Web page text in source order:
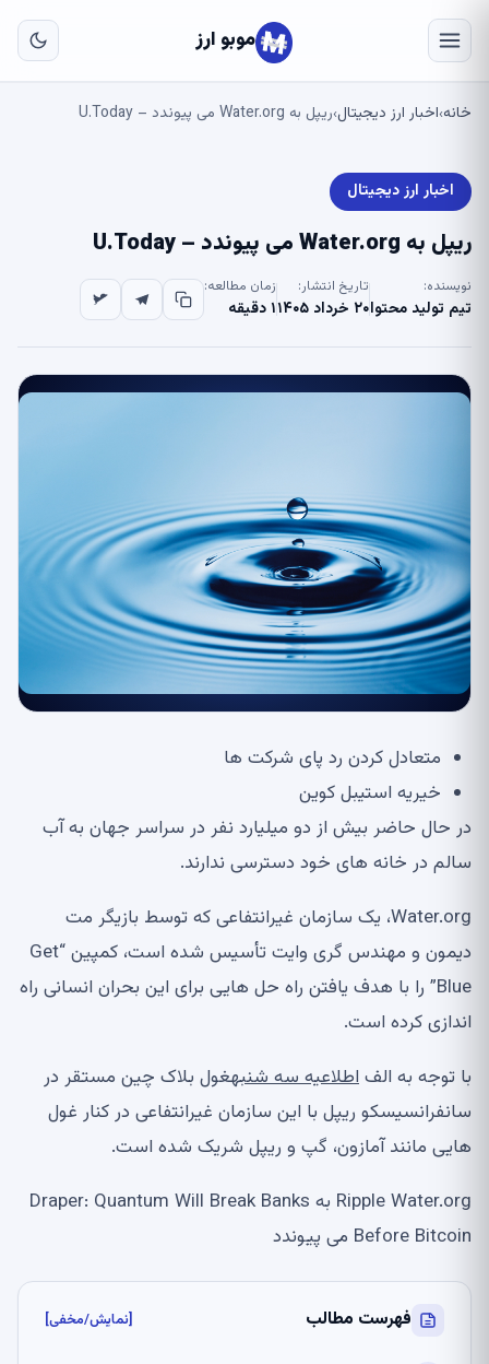
موبو ارز
خانه›اخبار ارز دیجیتال›ریپل به Water.org می پیوندد – U.Today
اخبار ارز دیجیتال
ریپل به Water.org می پیوندد – U.Today
نویسنده:
تیم تولید محتوا
تاریخ انتشار:
۲۰ خرداد ۱۴۰۵
زمان مطالعه:
۱ دقیقه
متعادل کردن رد پای شرکت ها
خیریه استیبل کوین
در حال حاضر بیش از دو میلیارد نفر در سراسر جهان به آب
سالم در خانه های خود دسترسی ندارند.
Water.org، یک سازمان غیرانتفاعی که توسط بازیگر مت
دیمون و مهندس گری وایت تأسیس شده است، کمپین “Get
Blue” را با هدف یافتن راه حل هایی برای این بحران انسانی راه
اندازی کرده است.
با توجه به الفاطلاعیه سه شنبهغول بلاک چین مستقر در
سانفرانسیسکو ریپل با این سازمان غیرانتفاعی در کنار غول
هایی مانند آمازون، گپ و ریپل شریک شده است.
Ripple Water.org به Draper: Quantum Will Break Banks
Before Bitcoin می پیوندد
فهرست مطالب [نمایش/مخفی]